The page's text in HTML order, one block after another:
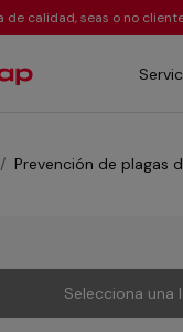
calidad, seas o no cliente
Prevención de plagas
Selecciona una